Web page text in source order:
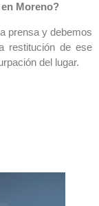
Moreno?
prensa y debemos
restitución de ese
del lugar.